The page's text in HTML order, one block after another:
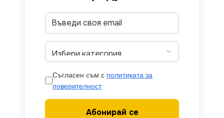
Съгласен съм с политиката за
поверителност
Абонирай се